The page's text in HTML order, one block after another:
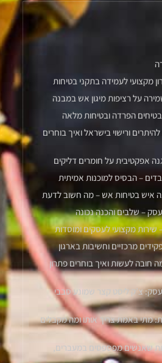
מקצועי לעמידה בתקני בטיחות
על רציפות מיגון אש במבנה
הפרדה ובטיחות מלאה
ורישוי בישראל ואיך בוחרים
אפקטיבית על חומרים דליקים
– הבסיס למוכנות אמיתית
איש בטיחות אש – מה חשוב לדעת
עסק – שלבים והכנה נכונה
שירות מקצועי לעסקים ומוסדות
מרכזיים וחשיבות בארגון
חובה לעשות ואיך בוחרים פתרון
עסק: צ’ק ליסט קצר שמונע סבבי
מתי באמת צריך אותו ומה מקבלים
שאנשים מפספסים במעברים,